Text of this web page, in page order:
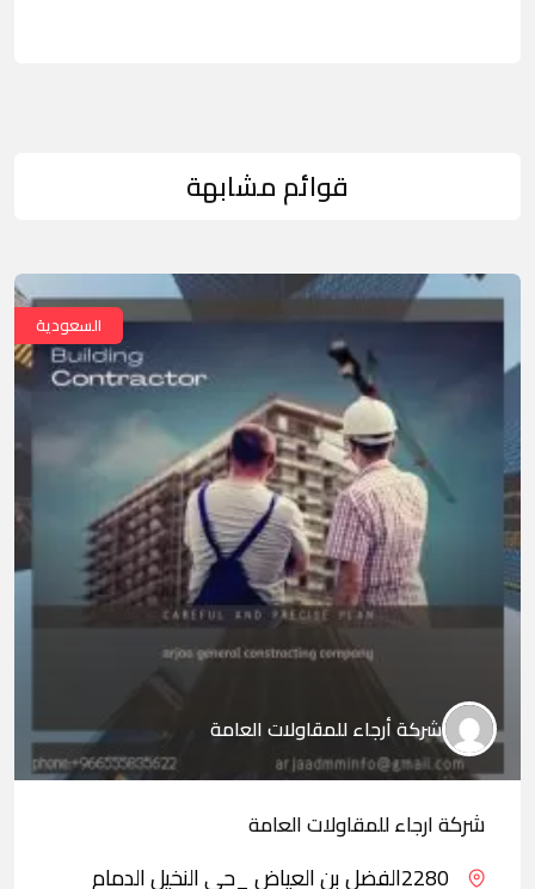
قوائم مشابهة
السعودية
شركة أرجاء للمقاولات العامة
شركة ارجاء للمقاولات العامة
2280الفضل بن العياض _حي النخيل الدمام